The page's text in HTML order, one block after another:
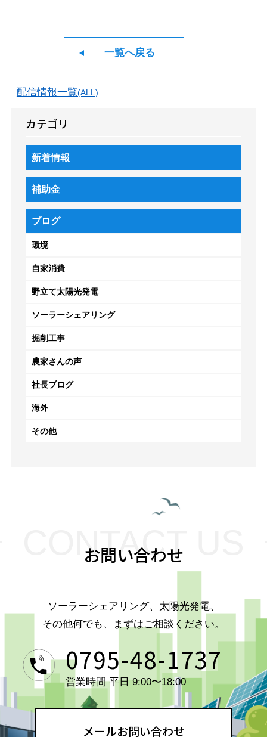
一覧へ戻る
配信情報一覧(ALL)
カテゴリ
新着情報
補助金
環境
自家消費
野立て太陽光発電
ソーラーシェアリング
掘削工事
農家さんの声
社長ブログ
海外
その他
ブログ
CONTACT US
お問い合わせ
ソーラーシェアリング、太陽光発電、
その他何でも、まずはご相談ください。
0795-48-1737
営業時間 平日 9:00〜18:00
メールお問い合わせ